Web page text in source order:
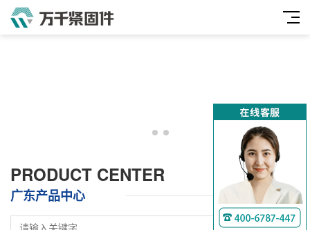
PRODUCT CENTER
广东产品中心